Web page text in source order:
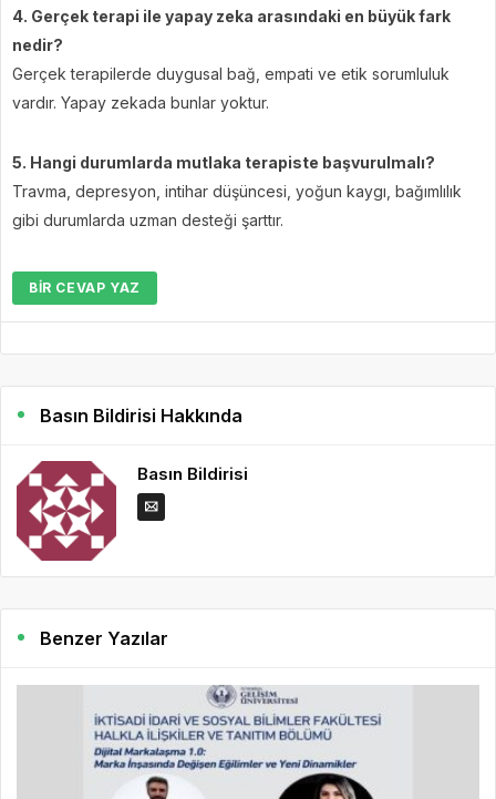
4. Gerçek terapi ile yapay zeka arasındaki en büyük fark
nedir?
Gerçek terapilerde duygusal bağ, empati ve etik sorumluluk
vardır. Yapay zekada bunlar yoktur.
5. Hangi durumlarda mutlaka terapiste başvurulmalı?
Travma, depresyon, intihar düşüncesi, yoğun kaygı, bağımlılık
gibi durumlarda uzman desteği şarttır.
BIR CEVAP YAZ
Basın Bildirisi Hakkında
Basın Bildirisi
Benzer Yazılar